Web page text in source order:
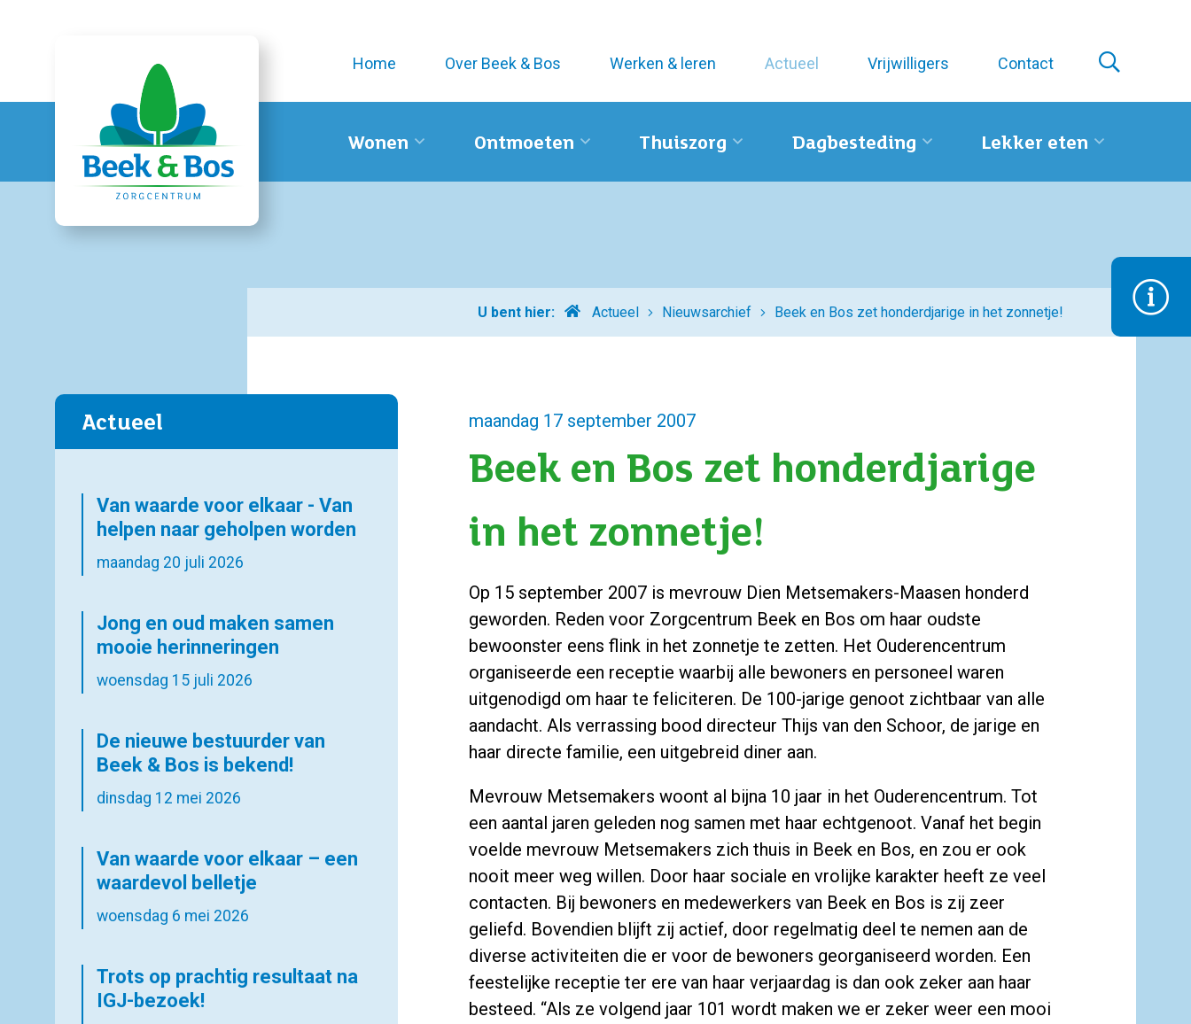
Home Over Beek & Bos Werken & leren Actueel Vrijwilligers Contact
Wonen Ontmoeten Thuiszorg Dagbesteding Lekker eten
U bent hier:
Home Actueel Nieuwsarchief Beek en Bos zet honderdjarige in het zonnetje!
maandag 17 september 2007
Beek en Bos zet honderdjarige
in het zonnetje!
Op 15 september 2007 is mevrouw Dien Metsemakers-Maasen honderd
geworden. Reden voor Zorgcentrum Beek en Bos om haar oudste
bewoonster eens flink in het zonnetje te zetten. Het Ouderencentrum
organiseerde een receptie waarbij alle bewoners en personeel waren
uitgenodigd om haar te feliciteren. De 100-jarige genoot zichtbaar van alle
aandacht. Als verrassing bood directeur Thijs van den Schoor, de jarige en
haar directe familie, een uitgebreid diner aan.
Mevrouw Metsemakers woont al bijna 10 jaar in het Ouderencentrum. Tot
een aantal jaren geleden nog samen met haar echtgenoot. Vanaf het begin
voelde mevrouw Metsemakers zich thuis in Beek en Bos, en zou er ook
nooit meer weg willen. Door haar sociale en vrolijke karakter heeft ze veel
contacten. Bij bewoners en medewerkers van Beek en Bos is zij zeer
geliefd. Bovendien blijft zij actief, door regelmatig deel te nemen aan de
diverse activiteiten die er voor de bewoners georganiseerd worden. Een
feestelijke receptie ter ere van haar verjaardag is dan ook zeker aan haar
besteed. “Als ze volgend jaar 101 wordt maken we er zeker weer een mooi
Actueel
Van waarde voor elkaar - Van
helpen naar geholpen worden
maandag 20 juli 2026
Jong en oud maken samen
mooie herinneringen
woensdag 15 juli 2026
De nieuwe bestuurder van
Beek & Bos is bekend!
dinsdag 12 mei 2026
Van waarde voor elkaar – een
waardevol belletje
woensdag 6 mei 2026
Trots op prachtig resultaat na
IGJ-bezoek!